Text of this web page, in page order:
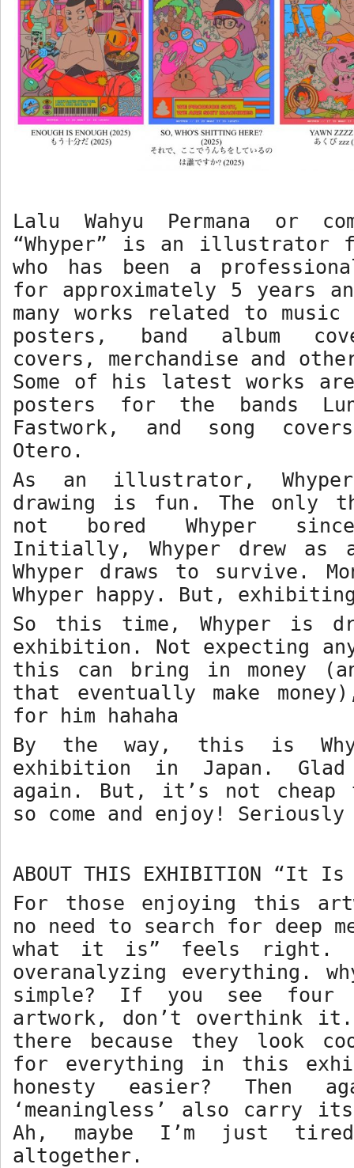
Lalu Wahyu Permana or
“Whyper” is an illustrator
who has been a
for approximately 5 years
many works related to music
posters, band album
covers, merchandise and
Some of his latest works are
posters for the bands
Fastwork, and song
Otero.
As an illustrator,
drawing is fun. The only
not bored Whyper
Initially, Whyper drew as
Whyper draws to survive.
Whyper happy. But,
So this time, Whyper is
exhibition. Not expecting
this can bring in money
that eventually make
for him hahaha
By the way, this is
exhibition in Japan.
again. But, it’s not cheap
so come and enjoy! Seriously
ABOUT THIS EXHIBITION “It
For those enjoying this
no need to search for deep
what it is” feels right.
overanalyzing everything.
simple? If you see four
artwork, don’t overthink
there because they look
for everything in this
honesty easier? Then
‘meaningless’ also carry its
Ah, maybe I’m just
altogether.